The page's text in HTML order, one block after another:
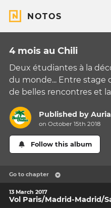
NOTOS
4 mois au Chili
Deux étudiantes à la
du monde... Entre stage
de belles rencontres et
Published by
on October 15th 2018
Follow this album
Go to chapter
13 March 2017
Vol Paris/Madrid-Madrid/